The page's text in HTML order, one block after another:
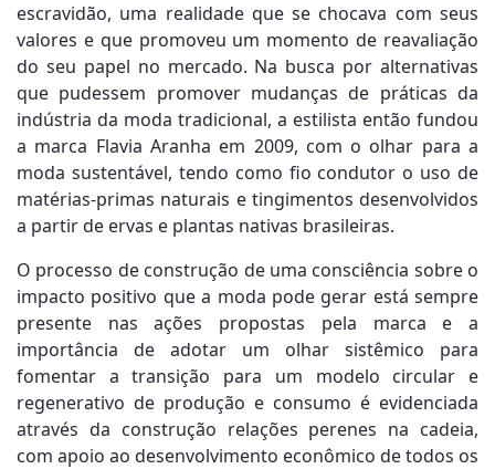
escravidão, uma realidade que se chocava com seus
valores e que promoveu um momento de reavaliação
do seu papel no mercado. Na busca por alternativas
que pudessem promover mudanças de práticas da
indústria da moda tradicional, a estilista então fundou
a marca Flavia Aranha em 2009, com o olhar para a
moda sustentável, tendo como fio condutor o uso de
matérias-primas naturais e tingimentos desenvolvidos
a partir de ervas e plantas nativas brasileiras.
O processo de construção de uma consciência sobre o
impacto positivo que a moda pode gerar está sempre
presente nas ações propostas pela marca e a
importância de adotar um olhar sistêmico para
fomentar a transição para um modelo circular e
regenerativo de produção e consumo é evidenciada
através da construção relações perenes na cadeia,
com apoio ao desenvolvimento econômico de todos os